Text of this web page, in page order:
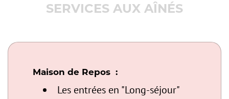
SERVICES AUX AÎNÉS
Maison de Repos :
Les entrées en "Long-séjour"